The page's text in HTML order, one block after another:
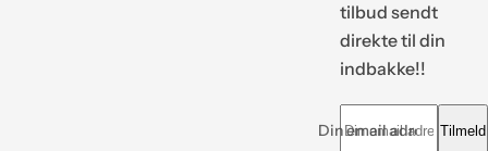
tilbud sendt
direkte til din
indbakke!!
Din email adresse *Tilmeld